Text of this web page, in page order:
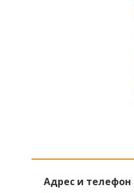
Адрес и телефон